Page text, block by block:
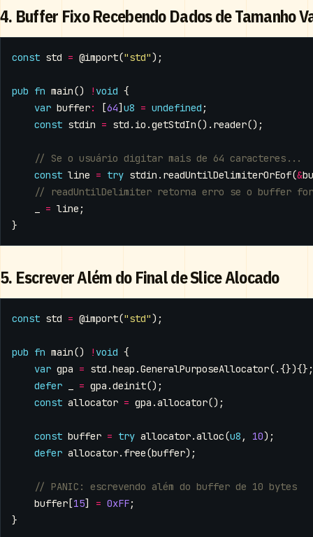
4. Buffer Fixo Recebendo Dados de Tamanho
const std = @import("std");
pub fn main() ! void {
var buffer: [64] u8 = undefined ;
const stdin = std . io .getStdIn(). reader();
const line = try stdin . readUntilDelimiterOrEof(&
= line ;
}
5. Escrever Além do Final de Slice Alocado
const std = @import("std");
pub fn main() ! void {
var gpa = std .heap .GeneralPurposeAllocator(.{}){};
defer
= gpa .deinit();
const allocator = gpa .allocator();
const buffer = try allocator.alloc(u8 , 10);
defer allocator. free(buffer);
buffer [15] = 0xFF;
}